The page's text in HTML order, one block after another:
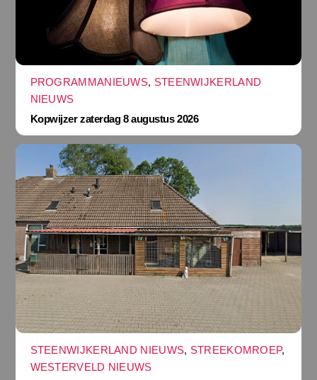
PROGRAMMANIEUWS, STEENWIJKERLAND
NIEUWS
Kopwijzer zaterdag 8 augustus 2026
STEENWIJKERLAND NIEUWS, STREEKOMROEP,
WESTERVELD NIEUWS